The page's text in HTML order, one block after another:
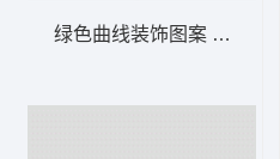
绿色曲线装饰图案 花型